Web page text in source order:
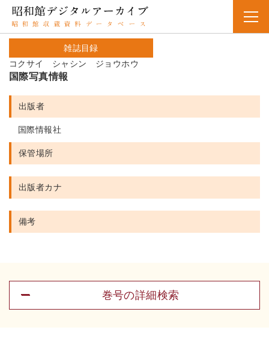
雑誌目録
コクサイ シャシン ジョウホウ
国際写真情報
出版者
国際情報社
保管場所
出版者カナ
備考
巻号の詳細検索